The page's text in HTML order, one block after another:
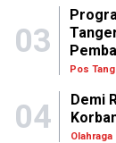
03
Pos
04
Demi
Olahraga